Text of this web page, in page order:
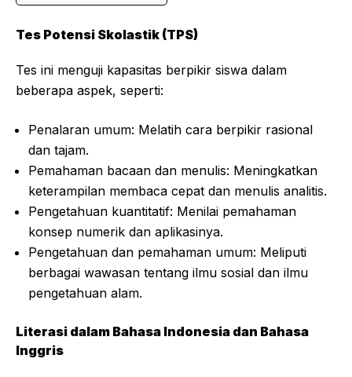
Tes Potensi Skolastik (TPS)
Tes ini menguji kapasitas berpikir siswa dalam
beberapa aspek, seperti:
Penalaran umum: Melatih cara berpikir rasional
dan tajam.
Pemahaman bacaan dan menulis: Meningkatkan
keterampilan membaca cepat dan menulis analitis.
Pengetahuan kuantitatif: Menilai pemahaman
konsep numerik dan aplikasinya.
Pengetahuan dan pemahaman umum: Meliputi
berbagai wawasan tentang ilmu sosial dan ilmu
pengetahuan alam.
Literasi dalam Bahasa Indonesia dan Bahasa
Inggris